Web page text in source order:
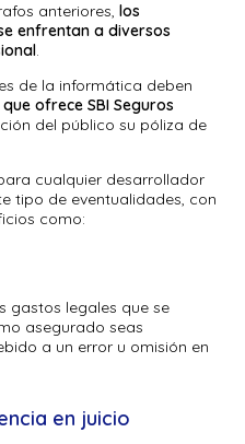
anteriores,los
enfrentan a diversos
.
de la informática deben
ofrece SBI Seguros
del público su póliza de
cualquier desarrollador
tipo de eventualidades, con
como:
gastos legales que se
asegurado seas
a un error u omisión en
en juicio